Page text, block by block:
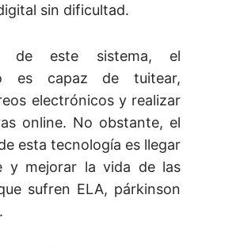
sin dificultad.
de este sistema, el
es capaz de tuitear,
electrónicos y realizar
online. No obstante, el
esta tecnología es llegar
y mejorar la vida de las
sufren ELA, párkinson